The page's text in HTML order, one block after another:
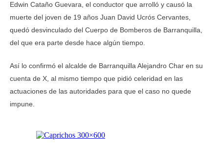
Edwin Cataño Guevara, el conductor que arrolló y causó la
muerte del joven de 19 años Juan David Ucrós Cervantes,
quedó desvinculado del Cuerpo de Bomberos de Barranquilla,
del que era parte desde hace algún tiempo.
Así lo confirmó el alcalde de Barranquilla Alejandro Char en su
cuenta de X, al mismo tiempo que pidió celeridad en las
actuaciones de las autoridades para que el caso no quede
impune.